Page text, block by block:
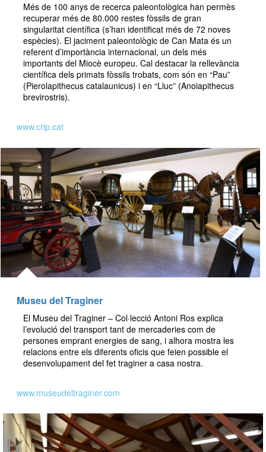
Més de 100 anys de recerca paleontològica han permès
recuperar més de 80.000 restes fòssils de gran
singularitat científica (s’han identificat més de 72 noves
espècies). El jaciment paleontològic de Can Mata és un
referent d’importància internacional, un dels més
importants del Miocè europeu. Cal destacar la rellevància
científica dels primats fòssils trobats, com són en “Pau”
(Pierolapithecus catalaunicus) i en “Lluc” (Anoiapithecus
brevirostris).
www.crip.cat
Museu del Traginer
El Museu del Traginer – Col·lecció Antoni Ros explica
l’evolució del transport tant de mercaderies com de
persones emprant energies de sang, i alhora mostra les
relacions entre els diferents oficis que feien possible el
desenvolupament del fet traginer a casa nostra.
www.museudeltraginer.com